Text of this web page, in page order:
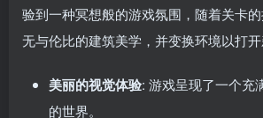
验到一种冥想般的游戏氛围，随着关卡
无与伦比的建筑美学，并变换环境以打开
美丽的视觉体验: 游戏呈现了一个充
的世界。